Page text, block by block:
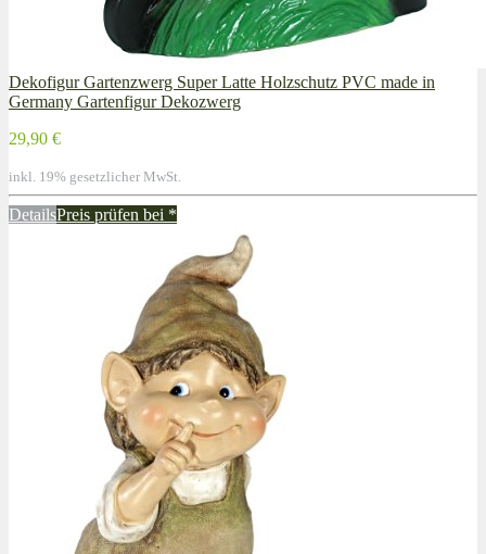
Dekofigur Gartenzwerg Super Latte Holzschutz PVC made in
Germany Gartenfigur Dekozwerg
29,90 €
inkl. 19% gesetzlicher MwSt.
DetailsPreis prüfen bei *